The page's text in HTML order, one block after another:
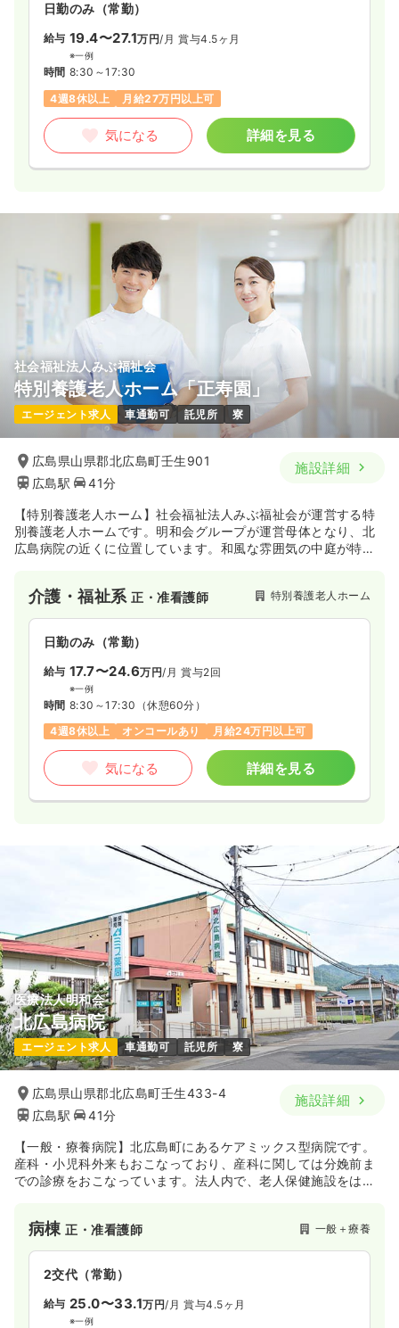
日勤のみ（常勤）
給与 19.4〜27.1万円/月 賞与4.5ヶ月
※一例
時間 8:30～17:30
4週8休以上
月給27万円以上可
気になる 詳細を見る
社会福祉法人みぶ福祉会
特別養護老人ホーム「正寿園」
エージェント求人 車通勤可 託児所 寮
広島県山県郡北広島町壬生901
広島駅
41分
施設詳細
【特別養護老人ホーム】社会福祉法人みぶ福祉会が運営する特
別養護老人ホームです。明和会グループが運営母体となり、北
広島病院の近くに位置しています。和風な雰囲気の中庭が特徴
はデイサービスセンターも併設されています。
介護・福祉系正・准看護師 特別養護老人ホーム
日勤のみ（常勤）
給与 17.7〜24.6万円/月 賞与2回
※一例
時間 8:30～17:30 （休憩60分）
4週8休以上
オンコールあり 月給24万円以上可
気になる 詳細を見る
医療法人明和会
北広島病院
エージェント求人 車通勤可 託児所 寮
広島県山県郡北広島町壬生433-4
広島駅
41分
施設詳細
【一般・療養病院】北広島町にあるケアミックス型病院です。
産科・小児科外来もおこなっており、産科に関しては分娩前ま
での診療をおこなっています。法人内で、老人保健施設をはじ
病棟正・准看護師 一般＋療養
2交代（常勤）
給与 25.0〜33.1万円/月 賞与4.5ヶ月
※一例